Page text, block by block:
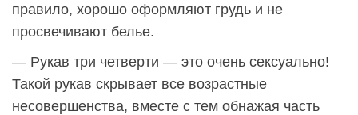
правило, хорошо оформляют грудь и не
просвечивают белье.
— Рукав три четверти — это очень сексуально!
Такой рукав скрывает все возрастные
несовершенства, вместе с тем обнажая часть